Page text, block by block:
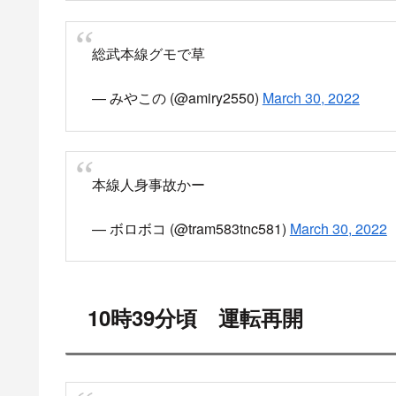
総武本線は、9:32頃、松尾〜横芝での人身事故
す。 現場状況により、再開見込は大幅に前後
— とれいんふぉ 首都圏エリア 非公式運行情報
電車は踏切手前で止まってるし、衝撃も無かっ
— ムックん (@ShyakuGaryu)March 30, 2022